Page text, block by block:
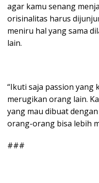
agar kamu senang
orisinalitas harus
meniru hal yang sama
lain.
“Ikuti saja passion yang
merugikan orang lain.
yang mau dibuat
orang-orang bisa lebih
###